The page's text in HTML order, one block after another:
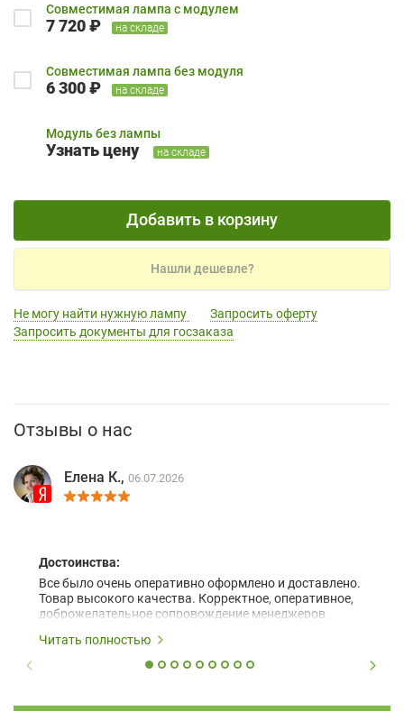
Совместимая лампа с модулем
7 720 ₽ на складе
Совместимая лампа без модуля
6 300 ₽ на складе
Модуль без лампы
Узнать цену на складе
Добавить в корзину
Нашли дешевле?
Не могу найти нужную лампу
Запросить оферту
Запросить документы для госзаказа
Отзывы о нас
Елена К., 06.07.2026
Достоинства:
Все было очень оперативно оформлено и доставлено.
Товар высокого качества. Корректное, оперативное,
доброжелательное сопровождение менеджеров.
Читать полностью